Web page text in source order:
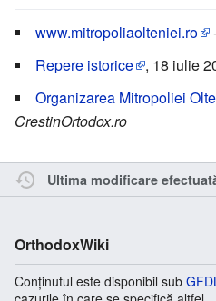
www.mitropoliaolteniei.ro
Repere istorice
, 18 iulie
Organizarea Mitropoliei
CrestinOrtodox.ro
Ultima modificare
OrthodoxWiki
Conținutul este disponibil sub